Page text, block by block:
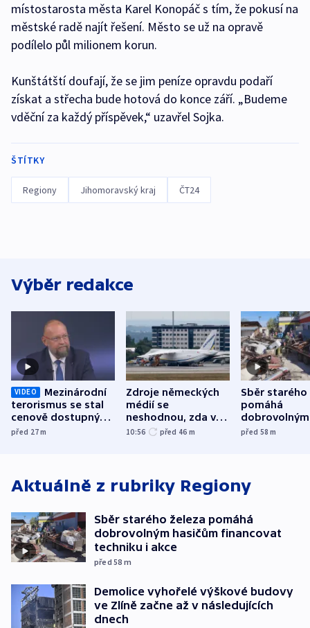
místostarosta města Karel Konopáč s tím, že pokusí na
městské radě najít řešení. Město se už na opravě
podílelo půl milionem korun.
Kunštátští doufají, že se jim peníze opravdu podaří
získat a střecha bude hotová do konce září. „Budeme
vděční za každý příspěvek,“ uzavřel Sojka.
ŠTÍTKY
Regiony Jihomoravský kraj ČT24
Výběr redakce
VIDEO
Mezinárodní
terorismus se stal
cenově dostupným,
varuje Bartošek
před 27m
Zdroje německých
médií se
neshodnou, zda v
letadle ohroženém
10:56 před 46 m
Sběr starého
pomáhá
dobrovolným
hasičům
před 58m
Aktuálně z rubriky Regiony
Sběr starého železa pomáhá
dobrovolným hasičům financovat
techniku i akce
před 58 m
Demolice vyhořelé výškové budovy
ve Zlíně začne až v následujících
dnech